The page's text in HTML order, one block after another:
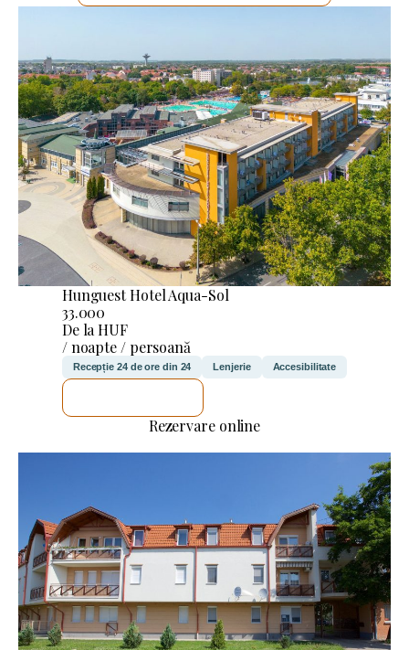
Hunguest Hotel Aqua-Sol
33.000
De la HUF
/ noapte / persoană
Recepție 24 de ore din 24 Lenjerie Accesibilitate
Rezervare online